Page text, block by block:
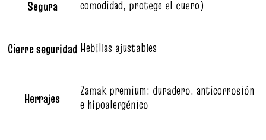
Segura
comodidad, protege el cuero)
Cierre seguridad Hebillas ajustables
Herrajes
Zamak premium: duradero, anticorrosión
e hipoalergénico